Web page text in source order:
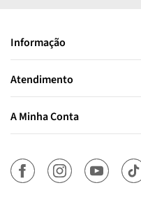
Informação
Atendimento
A Minha Conta